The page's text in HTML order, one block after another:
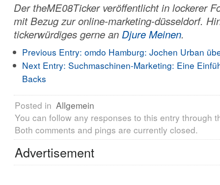
Der theME08Ticker veröffentlicht in lockerer
mit Bezug zur online-marketing-düsseldorf.
tickerwürdiges gerne an Djure Meinen.
Previous Entry: omdo Hamburg: Jochen Urban
Next Entry: Suchmaschinen-Marketing: Eine
Backs
Posted in Allgemein
You can follow any responses to this entry through
Both comments and pings are currently closed.
Advertisement